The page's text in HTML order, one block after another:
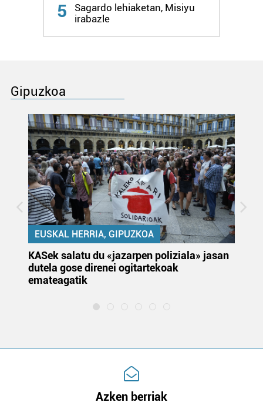
5
Sagardo lehiaketan, Misiyu
irabazle
Gipuzkoa
EUSKAL HERRIA, GIPUZKOA
KASek salatu du «jazarpen poliziala» jasan
dutela gose direnei ogitartekoak
emateagatik
Azken berriak